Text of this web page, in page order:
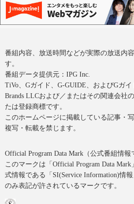
番組内容、放送時間などが実際の放送内
す。
番組データ提供元：IPG Inc.
TiVo、Gガイド、G-GUIDE、およびGガ
Brands LLCおよび／またはその関連会社
たは登録商標です。
このホームページに掲載している記事・
複写・転載を禁じます。
Official Program Data Mark（公式番組情報
このマークは「Official Program Data
式情報である「SI(Service Information)情
のみ表記が許されているマークです。